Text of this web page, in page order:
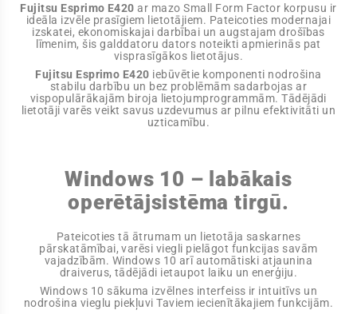
Fujitsu Esprimo E420 ar mazo Small Form Factor korpusu ir
ideāla izvēle prasīgiem lietotājiem. Pateicoties modernajai
izskatei, ekonomiskajai darbībai un augstajam drošības
līmenim, šis galddatoru dators noteikti apmierinās pat
visprasīgākos lietotājus.
Fujitsu Esprimo E420 iebūvētie komponenti nodrošina
stabilu darbību un bez problēmām sadarbojas ar
vispopulārākajām biroja lietojumprogrammām. Tādējādi
lietotāji varēs veikt savus uzdevumus ar pilnu efektivitāti un
uzticamību.
Windows 10 – labākais
operētājsistēma tirgū.
Pateicoties tā ātrumam un lietotāja saskarnes
pārskatāmībai, varēsi viegli pielāgot funkcijas savām
vajadzībām. Windows 10 arī automātiski atjaunina
draiverus, tādējādi ietaupot laiku un enerģiju.
Windows 10 sākuma izvēlnes interfeiss ir intuitīvs un
nodrošina vieglu piekļuvi Taviem iecienītākajiem funkcijām.